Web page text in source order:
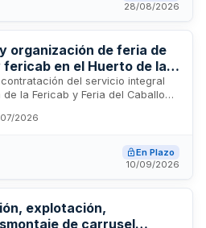
y conferenciantes, así como
28/08/2026
organización de feria de
en el Huerto de la
de Lorcadel servicio integral
la Fericab y Feria del Caballo
del Huerto de la Rueda de
la planificación, coordinación y
feriales durante el mes de
Gobierno Local del
ganaderas para garantizar el
manifestaciones tradicionales
local.
2026
En Plazo
10/09/2026
explotación,
de carrusel